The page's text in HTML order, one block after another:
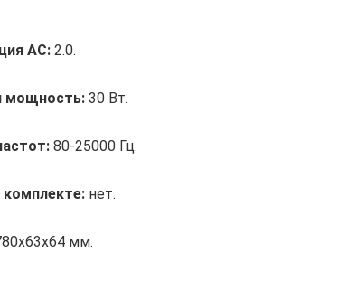
АС: 2.0.
мощность: 30 Вт.
80-25000 Гц.
нет.
мм.